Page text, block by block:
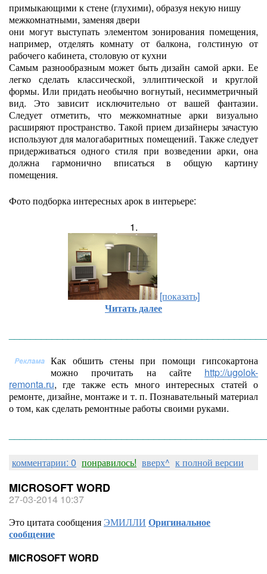
примыкающими к стене (глухими), образуя некую нишу
межкомнатными, заменяя двери
они могут выступать элементом зонирования помещения,
например, отделять комнату от балкона, голстиную от
рабочего кабинета, столовую от кухни
Самым разнообразным может быть дизайн самой арки. Ее
легко сделать классической, эллиптической и круглой
формы. Или придать необычно вогнутый, несимметричный
вид. Это зависит исключительно от вашей фантазии.
Следует отметить, что межкомнатные арки визуально
расширяют пространство. Такой прием дизайнеры зачастую
используют для малогабаритных помещений. Также следует
придерживаться одного стиля при возведении арки, она
должна гармонично вписаться в общую картину
помещения.
Фото подборка интересных арок в интерьере:
1.
[показать]
Читать далее
Как обшить стены при помощи гипсокартона
можно прочитать на сайте http://ugolok-
remonta.ru, где также есть много интересных статей о
ремонте, дизайне, монтаже и т. п. Познавательный материал
о том, как сделать ремонтные работы своими руками.
комментарии: 0 понравилось! вверх^ к полной версии
MICROSOFT WORD
27-03-2014 10:37
Это цитата сообщения ЭМИЛЛИ Оригинальное
сообщение
MICROSOFT WORD